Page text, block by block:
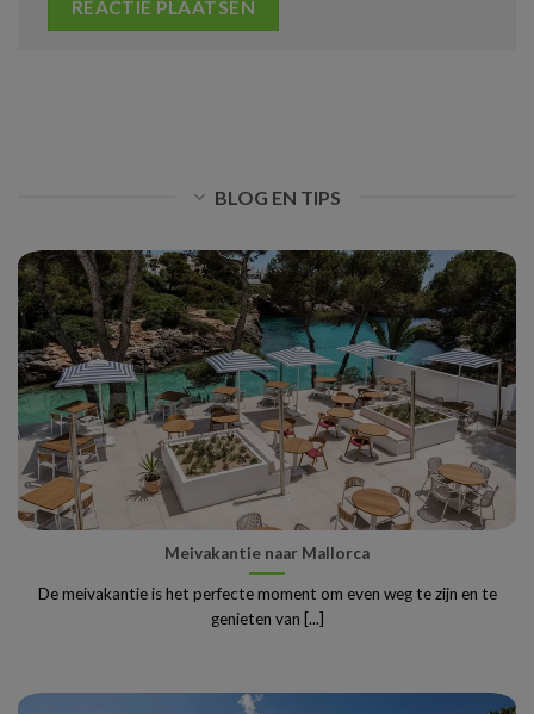
BLOG EN TIPS
Meivakantie naar Mallorca
De meivakantie is het perfecte moment om even weg te zijn en te
genieten van [...]